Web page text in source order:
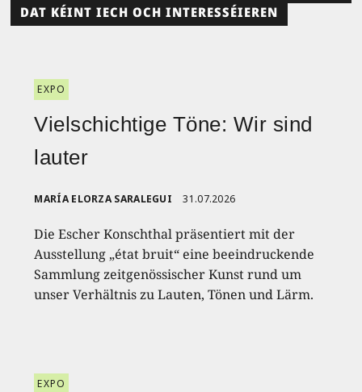
DAT KÉINT IECH OCH INTERESSÉIEREN
EXPO
Vielschichtige Töne: Wir sind
lauter
MARÍA ELORZA SARALEGUI 31.07.2026
Die Escher Konschthal präsentiert mit der
Ausstellung „état bruit“ eine beeindruckende
Sammlung zeitgenössischer Kunst rund um
unser Verhältnis zu Lauten, Tönen und Lärm.
EXPO